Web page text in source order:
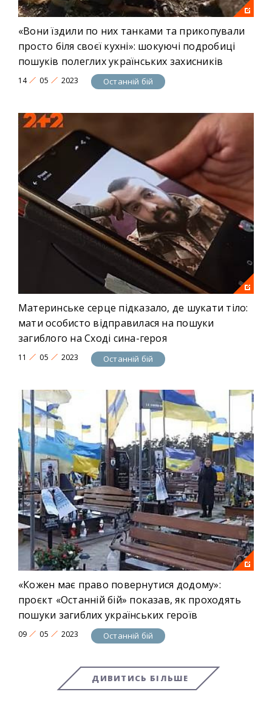
«Вони їздили по них танками та прикопували
просто біля своєї кухні»: шокуючі подробиці
пошуків полеглих українських захисників
14 05 2023 Останній бій
Материнське серце підказало, де шукати тіло:
мати особисто відправилася на пошуки
загиблого на Сході сина-героя
11 05 2023 Останній бій
«Кожен має право повернутися додому»:
проєкт «Останній бій» показав, як проходять
пошуки загиблих українських героїв
09 05 2023 Останній бій
ДИВИТИСЬ БІЛЬШЕ